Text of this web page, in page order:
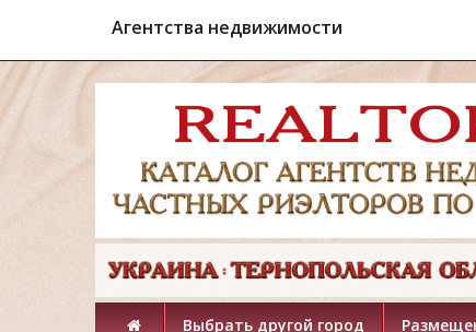
Агентства недвижимости
Выбрать другой город